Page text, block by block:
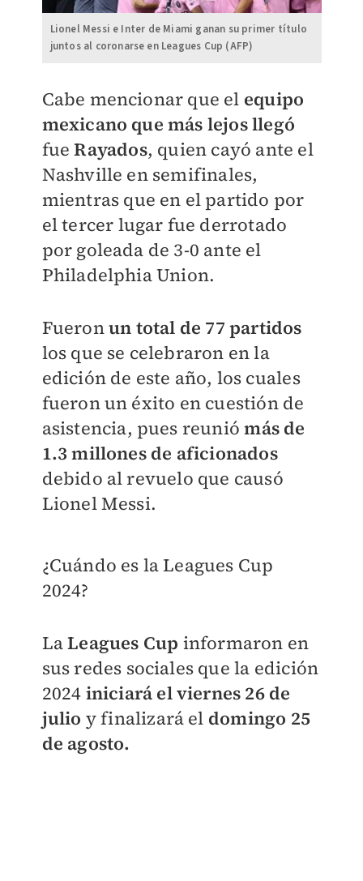
Lionel Messi e Inter de Miami ganan su primer título
juntos al coronarse en Leagues Cup (AFP)
Cabe mencionar que el equipo
mexicano que más lejos llegó
fueRayados, quien cayó ante el
Nashville en semifinales,
mientras que en el partido por
el tercer lugar fue derrotado
por goleada de 3-0 ante el
Philadelphia Union.
Fueronun total de 77 partidos
los que se celebraron en la
edición de este año, los cuales
fueron un éxito en cuestión de
asistencia, pues reuniómás de
1.3 millones de aficionados
debido al revuelo que causó
Lionel Messi.
¿Cuándo es la Leagues Cup
2024?
LaLeagues Cup informaron en
sus redes sociales que la edición
2024 iniciará el viernes 26 de
julio y finalizará el domingo 25
de agosto.